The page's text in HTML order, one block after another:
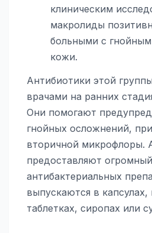
клиническим
макролиды
больными с
кожи.
Антибиотики этой
врачами на ранних
Они помогают
гнойных осложнений,
вторичной микрофлоры.
предоставляют
антибактериальных
выпускаются в
таблетках, сиропах или